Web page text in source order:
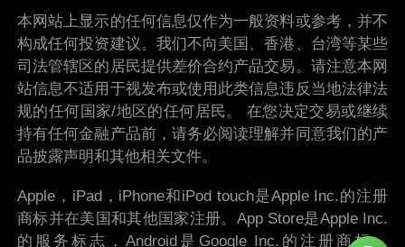
本网站上显示的任何信息仅作为一般资料或参考，并不
构成任何投资建议。我们不向美国、香港、台湾等某些
司法管辖区的居民提供差价合约产品交易。请注意本网
站信息不适用于视发布或使用此类信息违反当地法律法
规的任何国家/地区的任何居民。 在您决定交易或继续
持有任何金融产品前，请务必阅读理解并同意我们的产
品披露声明和其他相关文件。
Apple，iPad，iPhone和iPod touch是Apple Inc.的注册
商标并在美国和其他国家注册。App Store是Apple Inc.
的服务标志，Android是Google Inc.的注册商标。